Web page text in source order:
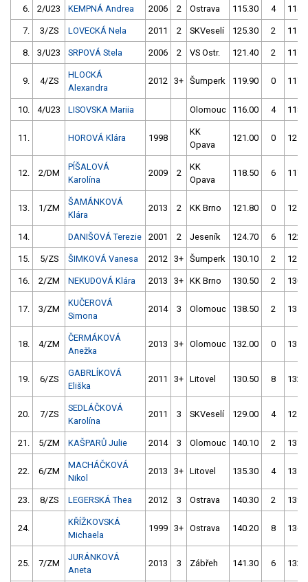
6. 2/U23 KEMPNÁ Andrea 2006 2 Ostrava 115.30 4
7. 3/ZS LOVECKÁ Nela 2011 2 SKVeselí 125.30 2
8. 3/U23 SRPOVÁ Stela 2006 2 VS Ostr. 121.40 2
9. 4/ZS
HLOCKÁ
Alexandra
2012 3+ Šumperk 119.90 0
10. 4/U23 LISOVSKA Mariia Olomouc 116.00 4
11. HOROVÁ Klára 1998
KK
Opava
121.00 0
12. 2/DM
PÍŠALOVÁ
Karolína
2009 2
KK
Opava
118.50 6
13. 1/ZM
ŠAMÁNKOVÁ
Klára
2013 2 KK Brno 121.80 0
14. DANIŠOVÁ Terezie 2001 2 Jeseník 124.70 6
15. 5/ZS ŠIMKOVÁ Vanesa 2012 3+ Šumperk 130.10 2
16. 2/ZM NEKUDOVÁ Klára 2013 3+ KK Brno 130.50 2
17. 3/ZM
KUČEROVÁ
Simona
2014 3 Olomouc 138.50 2
18. 4/ZM
ČERMÁKOVÁ
Anežka
2013 3+ Olomouc 132.00 0
19. 6/ZS
GABRLÍKOVÁ
Eliška
2011 3+ Litovel 130.50 8
20. 7/ZS
SEDLÁČKOVÁ
Karolína
2011 3 SKVeselí 129.00 4
21. 5/ZM KAŠPARŮ Julie 2014 3 Olomouc 140.10 2
22. 6/ZM
MACHÁČKOVÁ
Nikol
2013 3+ Litovel 135.30 4
23. 8/ZS LEGERSKÁ Thea 2012 3 Ostrava 140.30 2
24.
KŘÍŽKOVSKÁ
Michaela
1999 3+ Ostrava 140.20 8
25. 7/ZM
JURÁNKOVÁ
Aneta
2013 3 Zábřeh 141.30 6